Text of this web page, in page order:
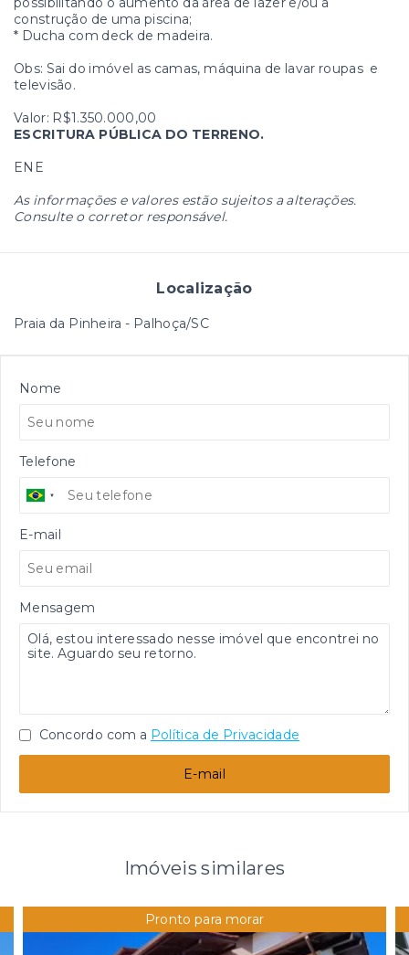
construção de uma piscina;
* Ducha com deck de madeira.
Obs: Sai do imóvel as camas, máquina de lavar roupas e
televisão.
Valor: R$1.350.000,00
ESCRITURA PÚBLICA DO TERRENO.
ENE
As informações e valores estão sujeitos a alterações.
Consulte o corretor responsável.
Localização
Praia da Pinheira - Palhoça/SC
Nome
Telefone
E-mail
Mensagem
Concordo com a Política de Privacidade
E-mail
Imóveis similares
Pronto para morar